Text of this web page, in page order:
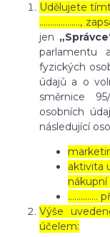
Udělujete
……………….,
jen
parlamentu
fyzických
údajů a o
směrnice
osobních
následující
aktivita
nákupní
…………..
Výše
účelem: